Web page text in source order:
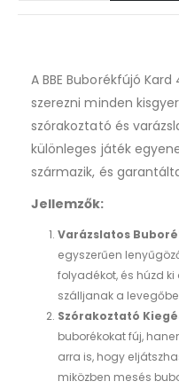
A BBE Buborékfújó
szerezni minden
szórakoztató és
különleges játék
származik, és
Jellemzők:
Varázslatos
egyszerűen
folyadékot, és húzd
szálljanak a
Szórakoztató
buborékokat fúj,
arra is, hogy
miközben mesés